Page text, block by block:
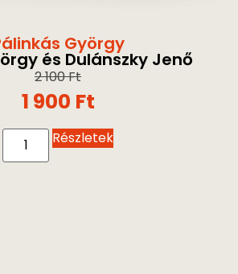
György
és Dulánszky Jenő
2 100Ft
1 900 Ft
Részletek